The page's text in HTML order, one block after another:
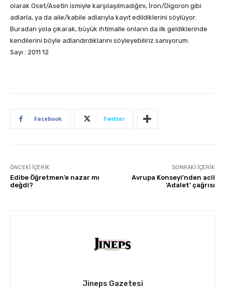
olarak Oset/Asetin ismiyle karşılaşılmadığını, İron/Digoron gibi
adlarla, ya da aile/kabile adlarıyla kayıt edildiklerini söylüyor.
Buradan yola çıkarak, büyük ihtimalle onların da ilk geldiklerinde
kendilerini böyle adlandırdıklarını söyleyebiliriz sanıyorum.
Sayı : 2011 12
Facebook Twitter
ÖNCEKI İÇERIK
Edibe Öğretmen’e nazar mı
değdi?
SONRAKI İÇERIK
Avrupa Konseyi’nden acil
‘Adalet’ çağrısı
Jineps Gazetesi